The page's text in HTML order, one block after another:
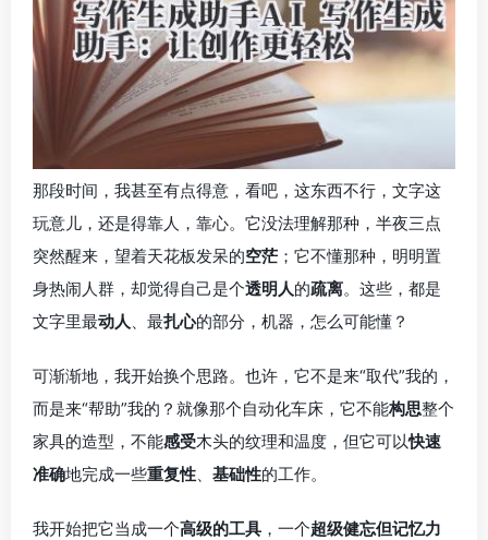
那段时间，我甚至有点得意，看吧，这东西不行，文字这
玩意儿，还是得靠人，靠心。它没法理解那种，半夜三点
突然醒来，望着天花板发呆的空茫 ；它不懂那种，明明置
身热闹人群，却觉得自己是个透明人的疏离。这些，都是
文字里最动人 、最扎心的部分，机器，怎么可能懂？
可渐渐地，我开始换个思路。也许，它不是来“取代”我的，
而是来“帮助”我的？就像那个自动化车床，它不能构思整个
家具的造型，不能感受木头的纹理和温度，但它可以快速
准确地完成一些重复性 基础性的工作。
我开始把它当成一个高级的工具 ，一个超级健忘但记忆力